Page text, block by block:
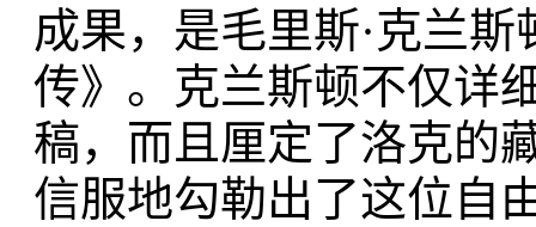
成果，是毛里斯·克兰斯
传》。克兰斯顿不仅详
稿，而且厘定了洛克的
信服地勾勒出了这位自